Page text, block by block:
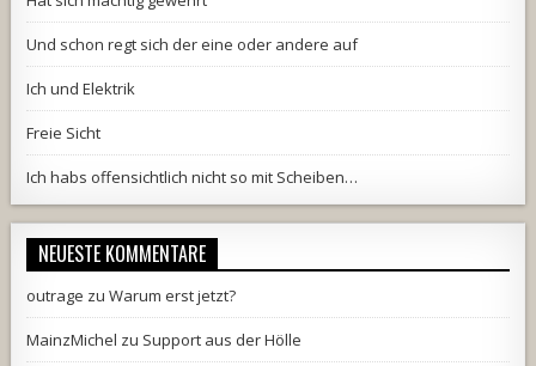
Und schon regt sich der eine oder andere auf
Ich und Elektrik
Freie Sicht
Ich habs offensichtlich nicht so mit Scheiben…
NEUESTE KOMMENTARE
outrage zuWarum erst jetzt?
MainzMichel zu Support aus der Hölle